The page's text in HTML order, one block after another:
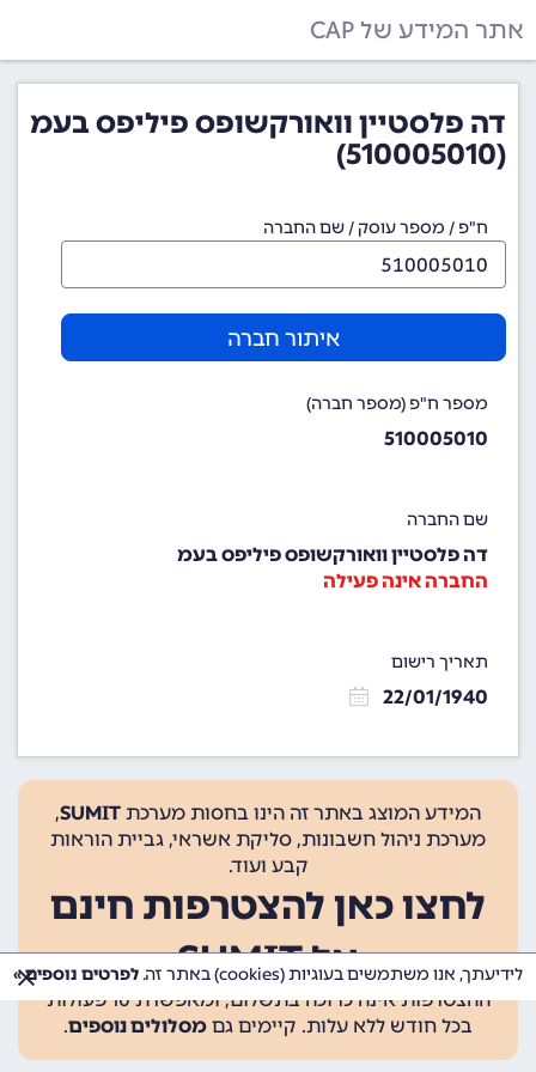
אתר המידע של CAP
דה פלסטיין וואורקשופס פיליפס בעמ
(510005010)
ח"פ / מספר עוסק / שם החברה
איתור חברה
מספר ח"פ (מספר חברה)
510005010
שם החברה
דה פלסטיין וואורקשופס פיליפס בעמ
החברה אינה פעילה
תאריך רישום
22/01/1940
המידע המוצג באתר זה הינו בחסות מערכת SUMIT
,
מערכת ניהול חשבונות, סליקת אשראי, גביית הוראות
קבע ועוד.
לחצו כאן להצטרפות חינם
אל SUMIT
ההצטרפות אינה כרוכה בתשלום, ומאפשרת 10 פעולות
בכל חודש ללא עלות. קיימים גם מסלולים נוספים.
לידיעתך, אנו משתמשים בעוגיות (cookies) באתר זה. לפרטים נוספים »